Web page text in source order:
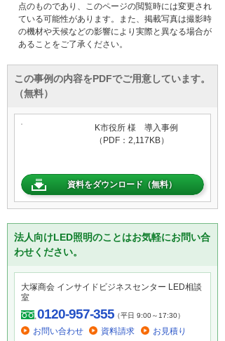
点のものであり、このページの閲覧時には変更され
ている可能性があります。また、掲載写真は撮影時
の機材や天候などの影響により実際と異なる場合が
あることをご了承ください。
この事例の内容をPDFでご用意しています。
（無料）
K市役所 様 導入事例
（PDF：2,117KB）
資料をダウンロード（無料）
法人向けLED照明のことはお気軽にお問い合
わせください。
大塚商会 インサイドビジネスセンター LED相談
室
0120-957-355（平日 9:00～17:30）
お問い合わせ 資料請求 お見積り